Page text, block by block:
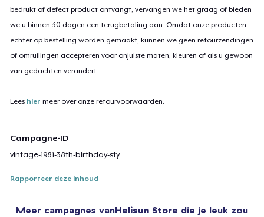
bedrukt of defect product ontvangt, vervangen we het graag of bieden
we u binnen 30 dagen een terugbetaling aan. Omdat onze producten
echter op bestelling worden gemaakt, kunnen we geen retourzendingen
of omruilingen accepteren voor onjuiste maten, kleuren of als u gewoon
van gedachten verandert.
Lees hier meer over onze retourvoorwaarden.
Campagne-ID
vintage-1981-38th-birthday-sty
Rapporteer deze inhoud
Meer campagnes vanHelisun Store die je leuk zou